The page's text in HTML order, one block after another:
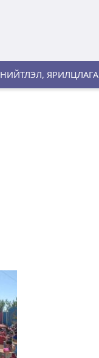
НИЙТЛЭЛ, ЯРИЛЦЛАГА